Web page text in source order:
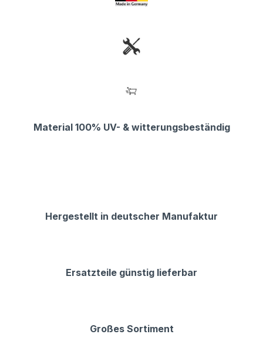
Material 100% UV- & witterungsbeständig
Hergestellt in deutscher Manufaktur
Ersatzteile günstig lieferbar
Großes Sortiment